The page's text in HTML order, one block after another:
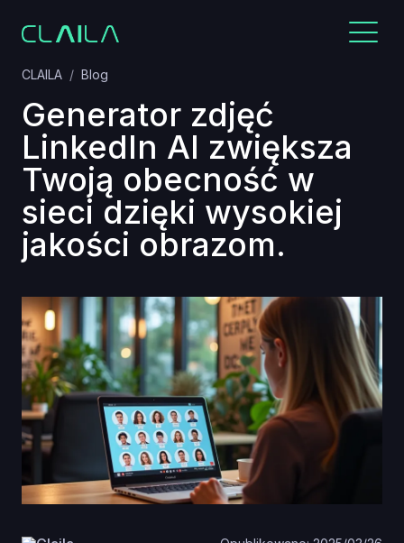
CLAILA Blog
Generator zdjęć
LinkedIn AI zwiększa
Twoją obecność w
sieci dzięki wysokiej
jakości obrazom.